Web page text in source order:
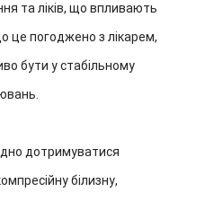
та ліків, що впливають
це погоджено з лікарем,
бути у стабільному
дотримуватися
білизну,